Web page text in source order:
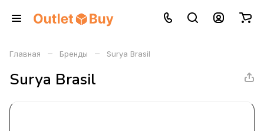
Главная – Бренды – Surya Brasil
Surya Brasil